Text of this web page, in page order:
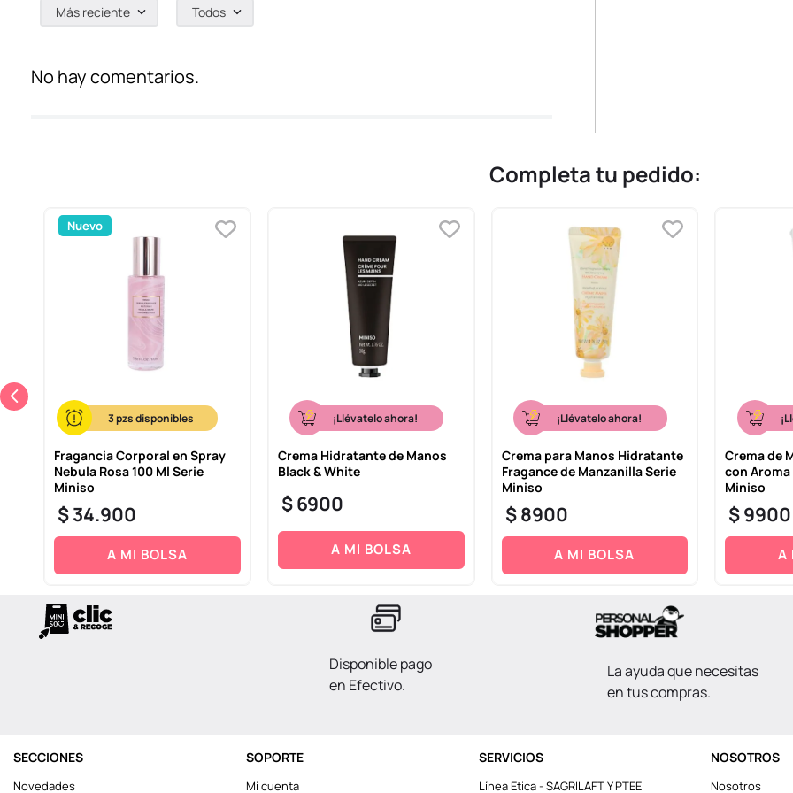
Más reciente Todos
No hay comentarios.
Completa tu pedido:
Nuevo
3
Fragancia Corporal en Spray
Nebula Rosa 100 Ml Serie
Miniso
$34.900
A MI BOLSA
¡Llévatelo ahora!
Crema Hidratante de Manos
Black & White
$6900
A MI BOLSA
¡Llévatelo ahora!
Crema para Manos Hidratante
Fragance de Manzanilla Serie
Miniso
$8900
A MI BOLSA
Crema de
con Aroma
Miniso
$9900
A
Disponible pago
en Efectivo.
La ayuda que necesitas
en tus compras.
SECCIONES
Novedades
SOPORTE
Mi cuenta
SERVICIOS
Línea Etica - SAGRILAFT Y PTEE
NOSOTROS
Nosotros